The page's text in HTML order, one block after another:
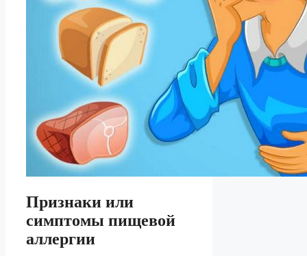
Признаки или
симптомы пищевой
аллергии